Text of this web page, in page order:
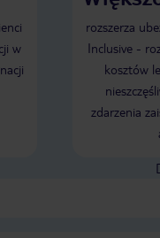
w
rozszerza
Inclusive -
kosztów
zdarzenia